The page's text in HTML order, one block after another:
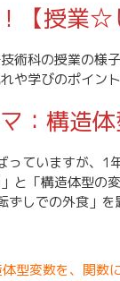
【授業☆
術科の授業の様
や学びのポイン
：構造
ていますが、1
と「構造体型の
しでの外食」
型変数を、関数